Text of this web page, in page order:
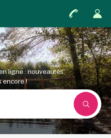
ligne : nouveautés,
encore !